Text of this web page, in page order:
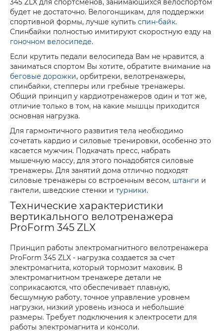
345 ZLX для спортсменов, занимаюшихся велоспортом
будет не достаточно. Велогонщикам, для поддержки
спортивной формы, лучше купить спин-байк.
Спинбайки полностью имитируют скоростную езду на
гоночном велосипеде.
Если крутить педали велосипеда Вам не нравится, а
заниматься спортом Вы хотите, обратите внимание на
беговые дорожки, орбитреки, велотренажеры,
спинбайки, степперы или гребные тренажеры.
Общий принцип у кардиотренажеров один и тот же,
отличие только в том, на какие мышцы приходится
основная нагрузка.
Для гармонтичного развития тела необходимо
сочетать кардио и силовые тренировки, особенно это
касается мужчин. Подкачать пресс, набрать
мышечную массу, для этого понадобятся силовые
тренажеры. Для занятий дома отлично подходят
силовые тренажеры со встроенным весом, штанги и
гантели, шведские стенки и турники.
Технические характеристики
вертикального велотренажера
ProForm 345 ZLX
Принцип работы электромагнитного велотренажера
ProForm 345 ZLX - нагрузка создается за счет
электромагнита, который тормозит маховик. В
электромагнитном тренажере детали не
соприкасаются, что обеспечивает плавную,
бесшумную работу, точное управление уровнем
нагрузки, низкий уровень износа и небольшие
размеры. Требует подключения к электросети для
работы электромагнита и консоли.